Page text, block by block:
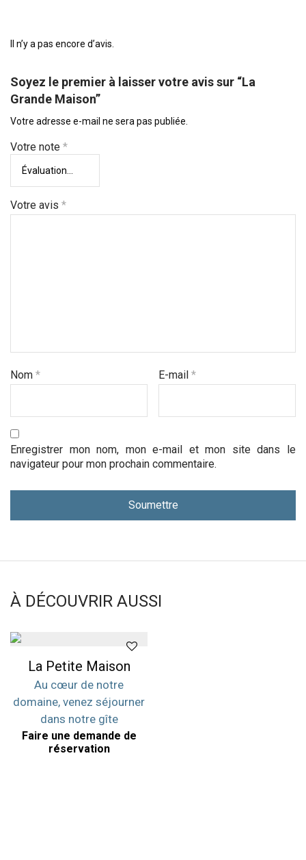
Il n’y a pas encore d’avis.
Soyez le premier à laisser votre avis sur “La
Grande Maison”
Votre adresse e-mail ne sera pas publiée.
Votre note *
Votre avis *
Nom * E-mail*
Enregistrer mon nom, mon e-mail et mon site dans le
navigateur pour mon prochain commentaire.
À DÉCOUVRIR AUSSI
La Petite Maison
Au cœur de notre
domaine, venez séjourner
dans notre gîte
Faire une demande de
réservation